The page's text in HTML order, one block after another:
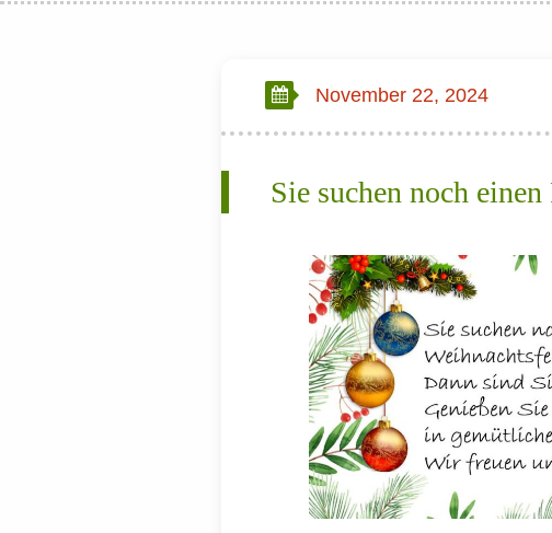
November 22, 2024
Sie suchen noch